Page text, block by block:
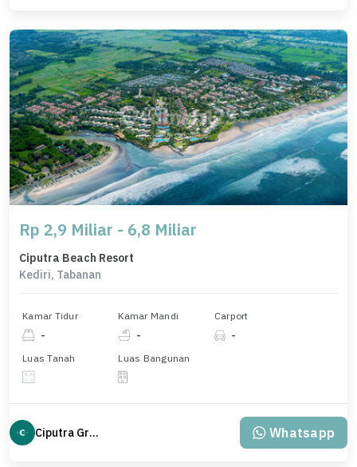
Rp 2,9 Miliar - 6,8 Miliar
Ciputra Beach Resort
Kediri, Tabanan
Kamar Tidur
-
Kamar Mandi
-
Carport
-
Luas Tanah Luas Bangunan
Ciputra Group Whatsapp